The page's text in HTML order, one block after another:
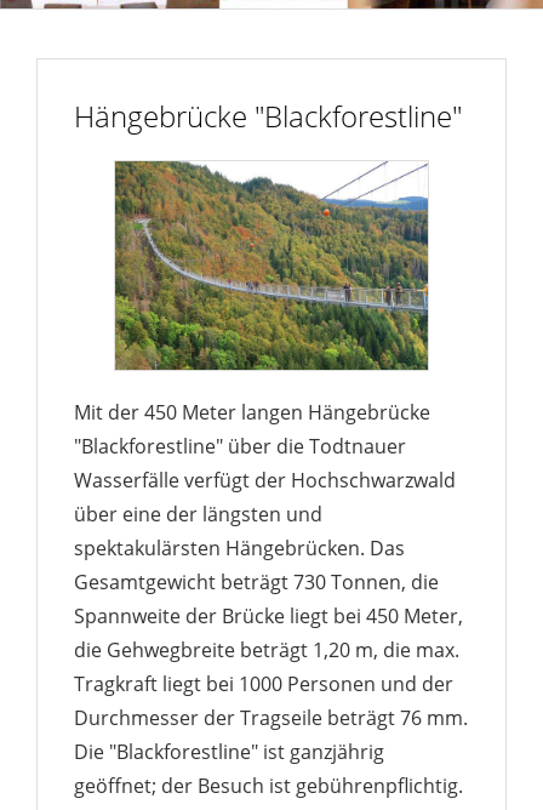
Hängebrücke "Blackforestline"
Mit der 450 Meter langen Hängebrücke
"Blackforestline" über die Todtnauer
Wasserfälle verfügt der Hochschwarzwald
über eine der längsten und
spektakulärsten Hängebrücken. Das
Gesamtgewicht beträgt 730 Tonnen, die
Spannweite der Brücke liegt bei 450 Meter,
die Gehwegbreite beträgt 1,20 m, die max.
Tragkraft liegt bei 1000 Personen und der
Durchmesser der Tragseile beträgt 76 mm.
Die "Blackforestline" ist ganzjährig
geöffnet; der Besuch ist gebührenpflichtig.